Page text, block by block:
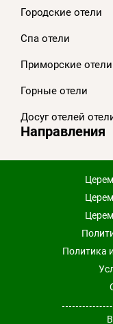
Городские отели
Спа отели
Приморскиe отели
Горные отели
Досуг отелей
Направления
Политика